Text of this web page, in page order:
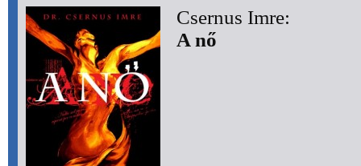
Csernus Imre:
A nő